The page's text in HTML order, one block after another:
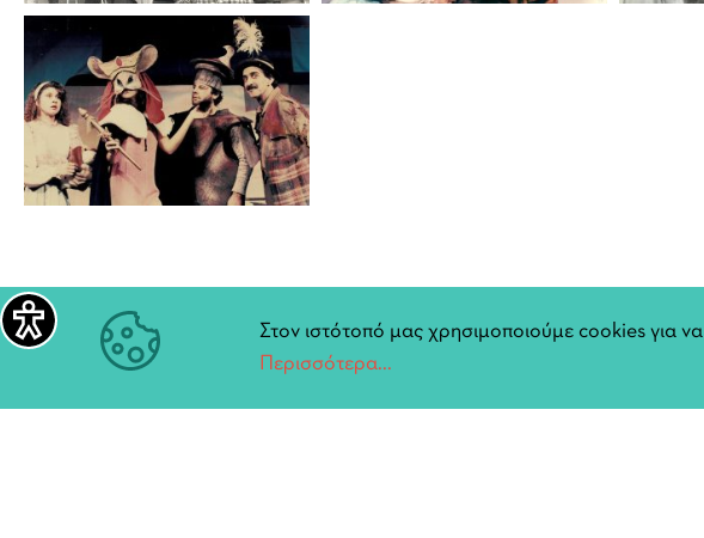
Στον ιστότοπό μας χρησιμοποιούμε cookies για
Περισσότερα...